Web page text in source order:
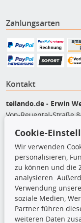
Zahlungsarten
Kontakt
teilando.de - Erwin
Von-Reuental-Straße
+49 (0) 8165 / 5093200
shop@teilando.de
Top Produkte
Beleuchtung
Bremsbeläge
Bremsscheiben
Kupplungssatz
Cookie-
Wir verwenden
personalisieren,
zu können und die
analysieren.
Verwendung
soziale Medien,
Partner führen
weiteren Daten